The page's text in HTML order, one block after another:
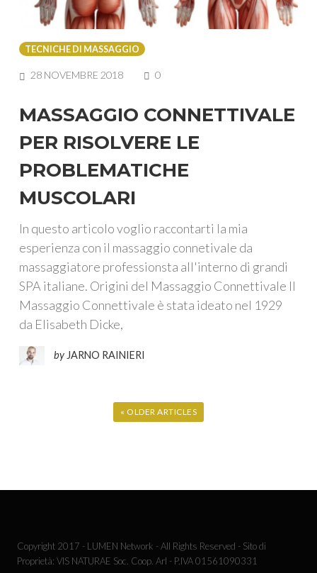
TECNICHE DI MASSAGGIO
28 NOVEMBRE 2018 0COMMENTS
MASSAGGIO CONNETTIVALE
PER RISOLVERE LE
PROBLEMATICHE
MUSCOLARI
In questo articolo voglio raccontarti la mia
esperienza con il massaggio connetivale da
massaggiatore professionsta all'interno di grandi
SPA italiane. Origini del Massaggio Connettivale Il
Massaggio Connettivale è stata ideato nel 1929
da Elisabeth Dicke,
by JARNO RAINIERI
« OLDER ARTICLES
Copyright 2017 - LUMEN Network - All Rights Reserved - Sito di
Proprietà: VIS NATURAE Soc. Coop. Arl - P.IVA 01561090331